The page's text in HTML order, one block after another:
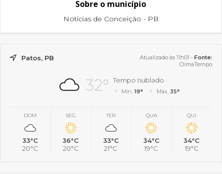
Sobre o município
Notícias de Conceição - PB
Patos, PB Atualizado às 11h01 - Fonte:
ClimaTempo
32° Tempo nublado
Mín.19° Máx. 35°
DOM
33°C
20°C
SEG
36°C
20°C
TER
33°C
21°C
QUA
34°C
19°C
QUI
34°C
19°C